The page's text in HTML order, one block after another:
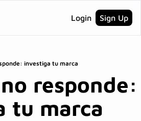
Login Sign Up
investiga tu marca
responde:
tu marca